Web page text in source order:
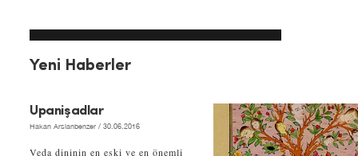
Yeni Haberler
Upanişadlar
Hakan Arslanbenzer / 30.06.2016
Veda dininin en eski ve en önemli